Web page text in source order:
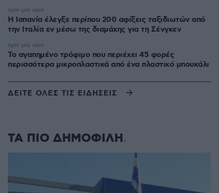
Η Ισπανία έλεγξε περίπου 200 αφίξεις ταξιδιωτών από
την Ιταλία εν μέσω της διαμάχης για τη Σένγκεν
πριν μία ώρα
Το αγαπημένο τρόφιμο που περιέχει 45 φορές
περισσότερα μικροπλαστικά από ένα πλαστικό μπουκάλι
πριν μία ώρα
ΔΕΙΤΕ ΟΛΕΣ ΤΙΣ ΕΙΔΗΣΕΙΣ
ΤΑ ΠΙΟ ΔΗΜΟΦΙΛΗ